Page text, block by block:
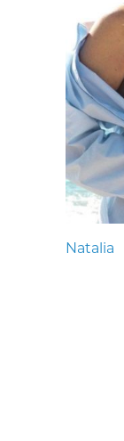
Natalia